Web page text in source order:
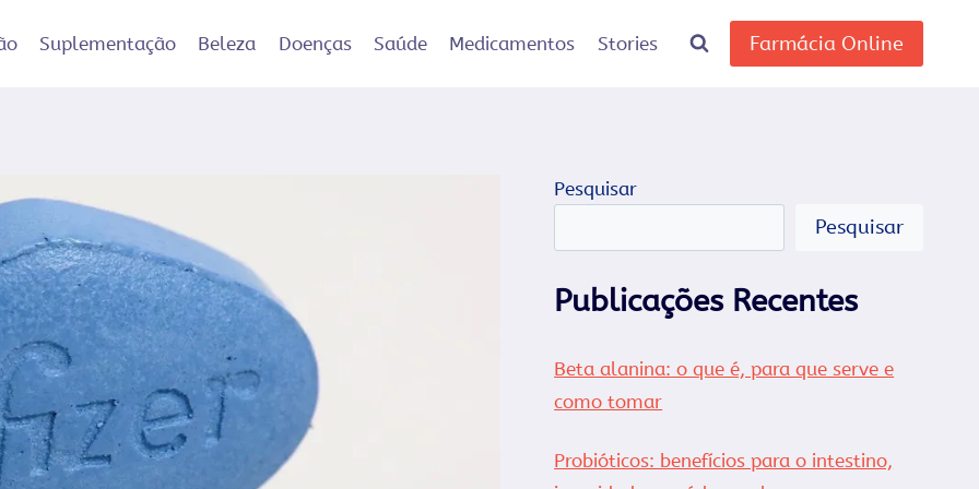
Suplementação Beleza Doenças Saúde Medicamentos Stories Farmácia Online
Pesquisar
Pesquisar
Publicações Recentes
Beta alanina: o que é, para que serve e
como tomar
Probióticos: benefícios para o intestino,